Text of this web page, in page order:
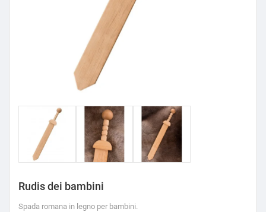
Rudis dei bambini
Spada romana in legno per bambini.